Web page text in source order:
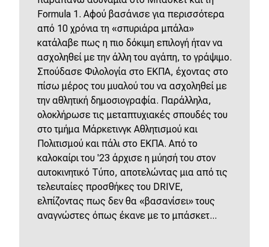
Formula 1. Αφού βασάνισε για περισσότερα
από 10 χρόνια τη «σπυριάρα μπάλα»
κατάλαβε πως η πιο δόκιμη επιλογή ήταν να
ασχοληθεί με την άλλη του αγάπη, το γράψιμο.
Σπούδασε Φιλολογία στο ΕΚΠΑ, έχοντας στο
πίσω μέρος του μυαλού του να ασχοληθεί με
την αθλητική δημοσιογραφία. Παράλληλα,
ολοκλήρωσε τις μεταπτυχιακές σπουδές του
στο τμήμα Μάρκετινγκ Αθλητισμού και
Πολιτισμού και πάλι στο ΕΚΠΑ. Από το
καλοκαίρι του '23 άρχισε η μύησή του στον
αυτοκινητικό Τύπο, αποτελώντας μια από τις
τελευταίες προσθήκες του DRIVE,
ελπίζοντας πως δεν θα «βασανίσει» τους
αναγνώστες όπως έκανε με το μπάσκετ...